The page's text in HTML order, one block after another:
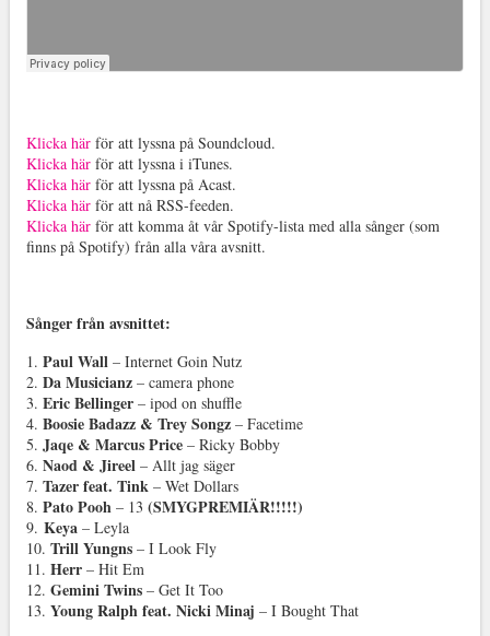
Klicka härför att lyssna på Soundcloud.
Klicka härför att lyssna i iTunes.
Klicka härför att lyssna på Acast.
Klicka härför att nå RSS-feeden.
Klicka härför att komma åt vår Spotify-lista med alla sånger (som
finns på Spotify) från alla våra avsnitt.
Sånger från avsnittet:
1. Paul Wall– Internet Goin Nutz
2. Da Musicianz– camera phone
3. Eric Bellinger – ipod on shuffle
4. Boosie Badazz & Trey Songz – Facetime
5. Jaqe & Marcus Price– Ricky Bobby
6. Naod & Jireel– Allt jag säger
7. Tazer feat. Tink– Wet Dollars
8. Pato Pooh – 13 (SMYGPREMIÄR!!!!!)
9. Keya– Leyla
10. Trill Yungns– I Look Fly
11. Herr – Hit Em
12. Gemini Twins– Get It Too
13. Young Ralph feat. Nicki Minaj – I Bought That